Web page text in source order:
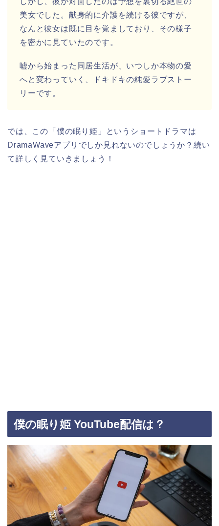
美女でした。献身的に介護を続ける彼ですが、
なんと彼女は既に目を覚ましており、その様子
を密かに見ていたのです。
嘘から始まった同居生活が、いつしか本物の愛
へと変わっていく、ドキドキの純愛ラブストー
リーです。
では、この「僕の眠り姫」というショートドラマは
DramaWaveアプリでしか見れないのでしょうか？続い
て詳しく見ていきましょう！
僕の眠り姫 YouTube配信は？